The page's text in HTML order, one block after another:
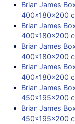
Brian James
400x180x200
Brian James
400x180x200
Brian James
400x180x200
Brian James
400x180x200
Brian James
450x195x200
Brian James
450x195x200